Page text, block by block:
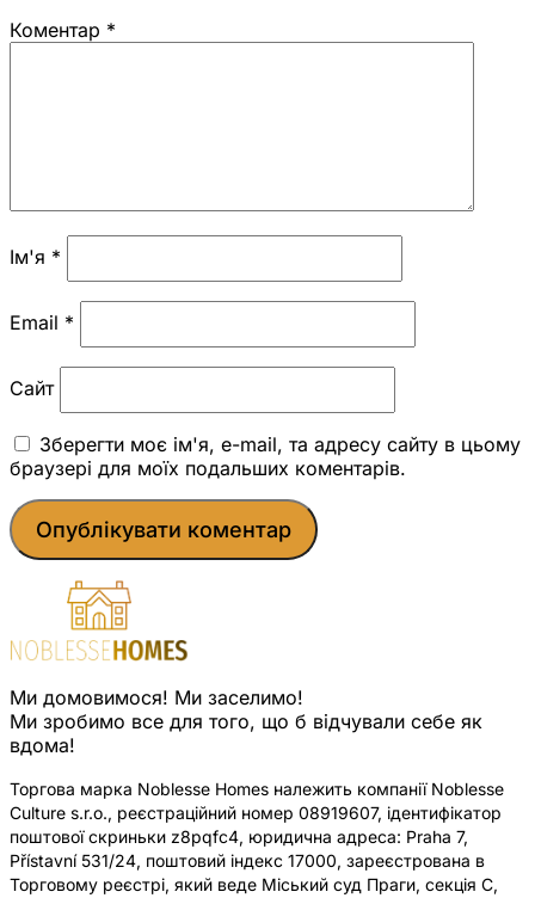
Коментар *
Ім'я *
Email *
Сайт
Зберегти моє ім'я, e-mail, та адресу сайту в цьому
браузері для моїх подальших коментарів.
Ми домовимося! Ми заселимо!
Ми зробимо все для того, що б відчували себе як
вдома!
Торгова марка Noblesse Homes належить компанії Noblesse
Culture s.r.o., реєстраційний номер 08919607, ідентифікатор
поштової скриньки z8pqfc4, юридична адреса: Praha 7,
Přístavní 531/24, поштовий індекс 17000, зареєстрована в
Торговому реєстрі, який веде Міський суд Праги, секція C,